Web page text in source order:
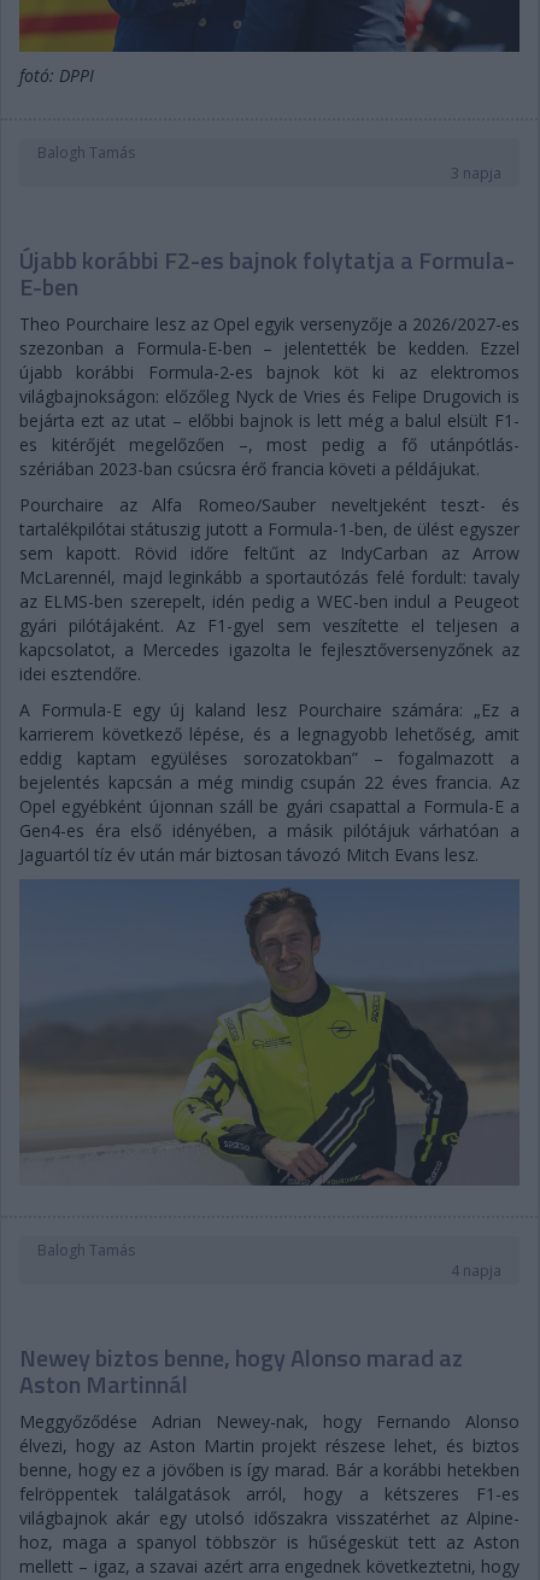
fotó: DPPI
Balogh Tamás
3 napja
Újabb korábbi F2-es bajnok folytatja a Formula-
E-ben
Theo Pourchaire lesz az Opel egyik versenyzője a 2026/2027-es
szezonban a Formula-E-ben – jelentették be kedden. Ezzel
újabb korábbi Formula-2-es bajnok köt ki az elektromos
világbajnokságon: előzőleg Nyck de Vries és Felipe Drugovich is
bejárta ezt az utat – előbbi bajnok is lett még a balul elsült F1-
es kitérőjét megelőzően –, most pedig a fő utánpótlás-
szériában 2023-ban csúcsra érő francia követi a példájukat.
Pourchaire az Alfa Romeo/Sauber neveltjeként teszt- és
tartalékpilótai státuszig jutott a Formula-1-ben, de ülést egyszer
sem kapott. Rövid időre feltűnt az IndyCarban az Arrow
McLarennél, majd leginkább a sportautózás felé fordult: tavaly
az ELMS-ben szerepelt, idén pedig a WEC-ben indul a Peugeot
gyári pilótájaként. Az F1-gyel sem veszítette el teljesen a
kapcsolatot, a Mercedes igazolta le fejlesztőversenyzőnek az
idei esztendőre.
A Formula-E egy új kaland lesz Pourchaire számára: „Ez a
karrierem következő lépése, és a legnagyobb lehetőség, amit
eddig kaptam együléses sorozatokban” – fogalmazott a
bejelentés kapcsán a még mindig csupán 22 éves francia. Az
Opel egyébként újonnan száll be gyári csapattal a Formula-E a
Gen4-es éra első idényében, a másik pilótájuk várhatóan a
Jaguartól tíz év után már biztosan távozó Mitch Evans lesz.
Balogh Tamás
4 napja
Newey biztos benne, hogy Alonso marad az
Aston Martinnál
Meggyőződése Adrian Newey-nak, hogy Fernando Alonso
élvezi, hogy az Aston Martin projekt részese lehet, és biztos
benne, hogy ez a jövőben is így marad. Bár a korábbi hetekben
felröppentek találgatások arról, hogy a kétszeres F1-es
világbajnok akár egy utolsó időszakra visszatérhet az Alpine-
hoz, maga a spanyol többször is hűségesküt tett az Aston
mellett – igaz, a szavai azért arra engednek következtetni, hogy